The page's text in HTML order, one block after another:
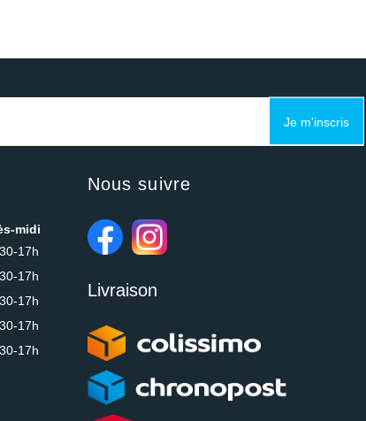
Je m'inscris
midi
17h
17h
17h
17h
17h
Nous suivre
Livraison